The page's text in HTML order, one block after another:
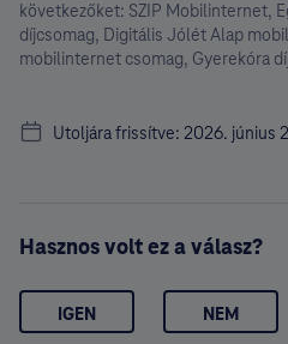
következőket: SZIP Mobilinternet,
díjcsomag, Digitális Jólét Alap
mobilinternet csomag, Gyerekóra
Utoljára frissítve: 2026. június
Hasznos volt ez a válasz?
IGEN NEM